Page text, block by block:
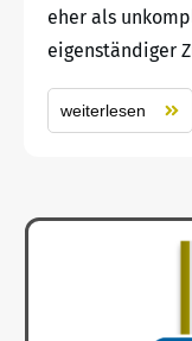
eher als
eigenständiger
weiterlesen